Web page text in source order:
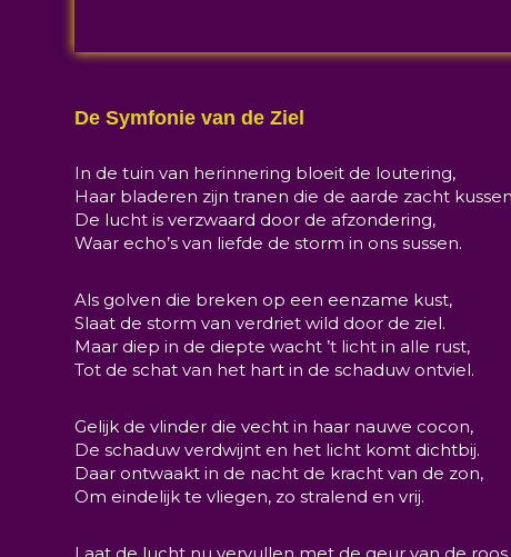
De Symfonie van de Ziel
In de tuin van herinnering bloeit de loutering,
Haar bladeren zijn tranen die de aarde zacht
De lucht is verzwaard door de afzondering,
Waar echo’s van liefde de storm in ons sussen.
Als golven die breken op een eenzame kust,
Slaat de storm van verdriet wild door de ziel.
Maar diep in de diepte wacht ’t licht in alle rust,
Tot de schat van het hart in de schaduw ontviel.
Gelijk de vlinder die vecht in haar nauwe cocon,
De schaduw verdwijnt en het licht komt dichtbij.
Daar ontwaakt in de nacht de kracht van de zon,
Om eindelijk te vliegen, zo stralend en vrij.